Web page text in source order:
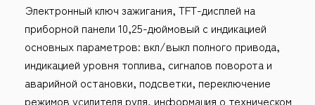
Электронный ключ зажигания, TFT-дисплей на
приборной панели 10,25-дюймовый с индикацией
основных параметров: вкл/выкл полного привода,
индикацией уровня топлива, сигналов поворота и
аварийной остановки, подсветки, переключение
режимов усилителя руля, информация о техническом